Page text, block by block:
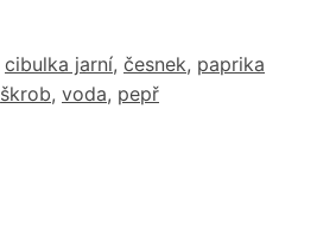
cibulka jarní, česnek, paprika
škrob, voda, pepř